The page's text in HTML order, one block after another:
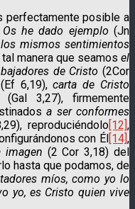
posible a
Os he dado ejemplo (Jn
los mismos sentimientos
tal manera que seamosel
de Cristo (2Cor
(Ef 6,19),carta de Cristo
(Gal 3,27), firmemente
a ser conformes
repro­duciéndolo[12],
con Él[14],
imagen (2 Cor 3,18) del
hasta que poda­mos, de
míos, como yo lo
yo, es Cristo quien vive